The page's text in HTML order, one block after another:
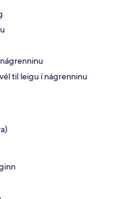
til leigu í nágrenninu